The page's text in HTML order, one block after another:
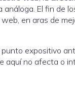
El fin de
en aras de
expositivo
aquí no afecta o